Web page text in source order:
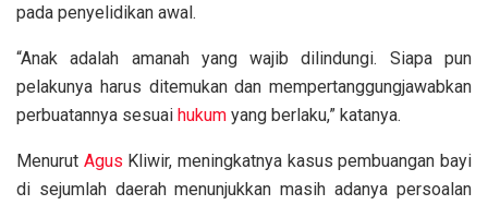
pada penyelidikan awal.
“Anak adalah amanah yang wajib dilindungi. Siapa pun
pelakunya harus ditemukan dan mempertanggungjawabkan
perbuatannya sesuai hukum yang berlaku,” katanya.
Menurut Agus Kliwir, meningkatnya kasus pembuangan bayi
di sejumlah daerah menunjukkan masih adanya persoalan